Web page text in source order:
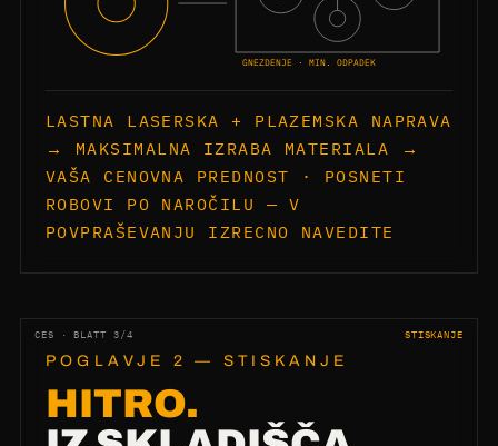
GNEZDENJE · MIN. ODPADEK
LASTNA LASERSKA + PLAZEMSKA NAPRAVA
→ MAKSIMALNA IZRABA MATERIALA →
VAŠA CENOVNA PREDNOST · POSNETI
ROBOVI PO NAROČILU — V
POVPRAŠEVANJU IZRECNO NAVEDITE
CES · BLATT 3/4 STISKANJE
POGLAVJE 2 — STISKANJE
HITRO.